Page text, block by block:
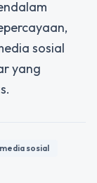
sosial
yang
media sosial